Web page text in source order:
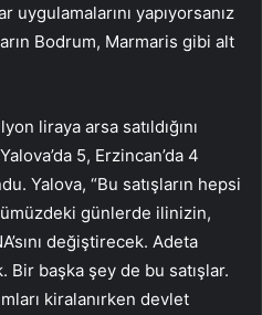
uygulamalarını yapıyorsanız
Bodrum, Marmaris gibi alt
liraya arsa satıldığını
5, Erzincan’da 4
Yalova, “Bu satışların hepsi
günlerde ilinizin,
değiştirecek. Adeta
Bir başka şey de bu satışlar.
kiralanırken devlet